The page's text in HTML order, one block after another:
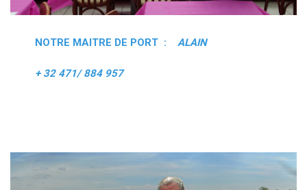
NOTRE MAITRE DE PORT : ALAIN
+ 32 471/ 884 957